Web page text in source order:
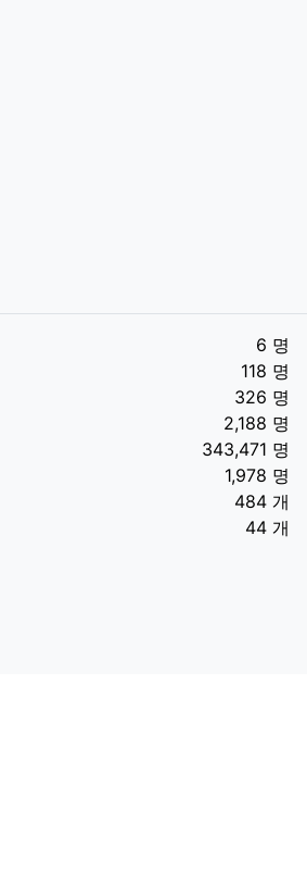
6 명
118 명
326 명
2,188 명
343,471 명
1,978 명
484 개
44 개